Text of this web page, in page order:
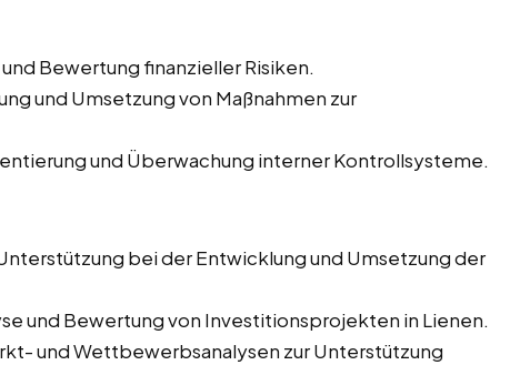
und Bewertung finanzieller Risiken.
und Umsetzung von Maßnahmen zur
und Überwachung interner Kontrollsysteme.
bei der Entwicklung und Umsetzung der
und Bewertung von Investitionsprojekten in Lienen.
und Wettbewerbsanalysen zur Unterstützung